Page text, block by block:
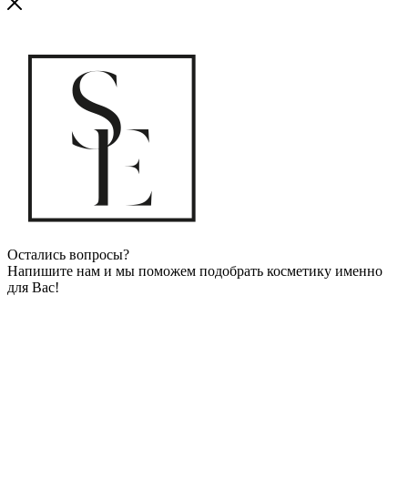
Остались вопросы?
Напишите нам и мы поможем подобрать косметику именно
для Вас!